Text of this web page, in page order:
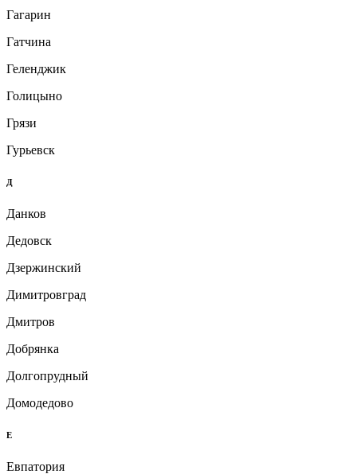
Гагарин
Гатчина
Геленджик
Голицыно
Грязи
Гурьевск
Д
Данков
Дедовск
Дзержинский
Димитровград
Дмитров
Добрянка
Долгопрудный
Домодедово
Е
Евпатория